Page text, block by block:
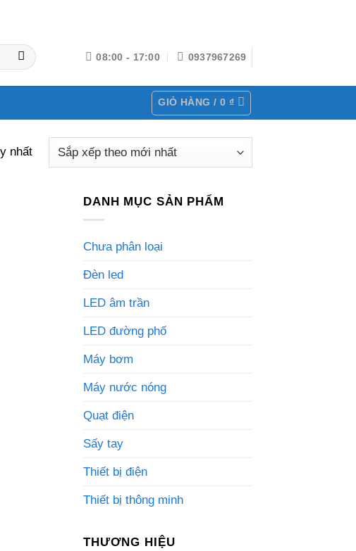
08:00 - 17:00 0937967269
GIỎ HÀNG / 0 ₫
nhất
DANH MỤC SẢN PHẨM
Chưa phân loại
Đèn led
LED âm trần
LED đường phố
Máy bơm
Máy nước nóng
Quạt điện
Sấy tay
Thiết bị điện
Thiết bị thông minh
THƯƠNG HIỆU